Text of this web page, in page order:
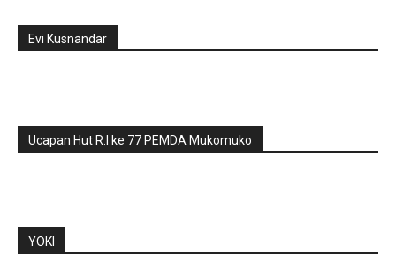
Evi Kusnandar
Ucapan Hut R.I ke 77 PEMDA Mukomuko
YOKI